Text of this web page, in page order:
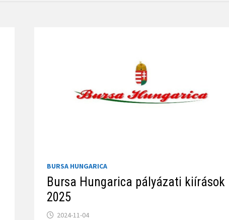
BURSA HUNGARICA
Bursa Hungarica pályázati kiírások
2025
2024-11-04